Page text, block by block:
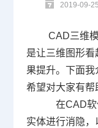
2019-09-25
CAD三维
是让三维图形
果提升。下面我
希望对大家有帮
在CAD
实体进行消隐，